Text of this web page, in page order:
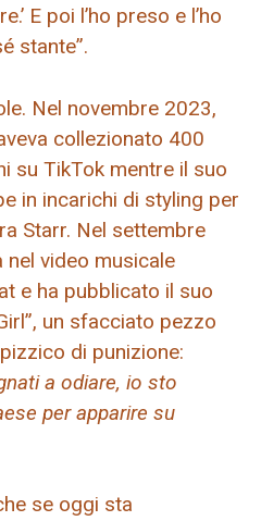
E poi l’ho preso e l’ho
stante”.
Nel novembre 2023,
collezionato 400
su TikTok mentre il suo
in incarichi di styling per
Starr. Nel settembre
nel video musicale
e ha pubblicato il suo
un sfacciato pezzo
di punizione:
a odiare, io sto
per apparire su
se oggi sta